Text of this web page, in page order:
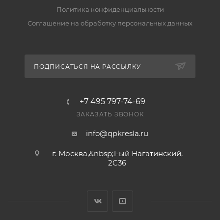
за 2–5 рабочих дней. Подробнее — в разделе
вернуть его можно по правилам магазина. Условия
Политика конфиденциальности
Соглашение на обработку персональных данных
ПОДПИСАТЬСЯ НА РАССЫЛКУ
+7 495 797-74-69
ЗАКАЗАТЬ ЗВОНОК
info@qpkresla.ru
г. Москва,&nbsp;1-ый Нагатинский,
2C36